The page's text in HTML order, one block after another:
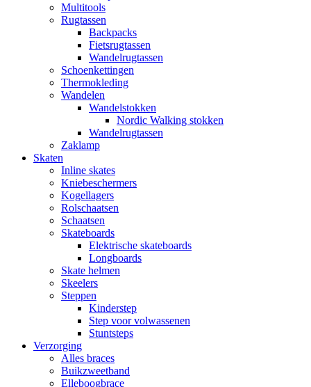
Multitools
Rugtassen
Backpacks
Fietsrugtassen
Wandelrugtassen
Schoenkettingen
Thermokleding
Wandelen
Wandelstokken
Nordic Walking stokken
Wandelrugtassen
Zaklamp
Skaten
Inline skates
Kniebeschermers
Kogellagers
Rolschaatsen
Schaatsen
Skateboards
Elektrische skateboards
Longboards
Skate helmen
Skeelers
Steppen
Kinderstep
Step voor volwassenen
Stuntsteps
Verzorging
Alles braces
Buikzweetband
Elleboogbrace